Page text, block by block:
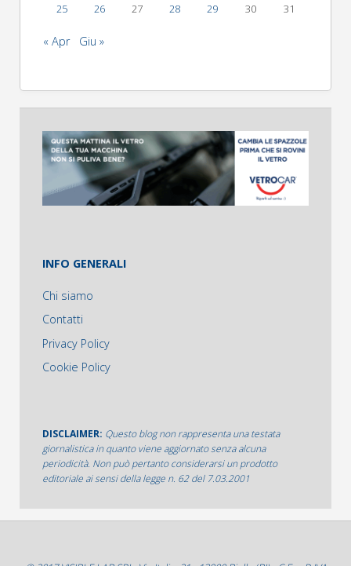
25
26 27 28 29 30 31
« Apr Giu »
INFO GENERALI
Chi siamo
Contatti
Privacy Policy
Cookie Policy
DISCLAIMER: Questo blog non rappresenta una testata
giornalistica in quanto viene aggiornato senza alcuna
periodicità. Non può pertanto considerarsi un prodotto
editoriale ai sensi della legge n. 62 del 7.03.2001